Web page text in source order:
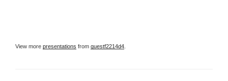
View more presentations from guestf2214d4